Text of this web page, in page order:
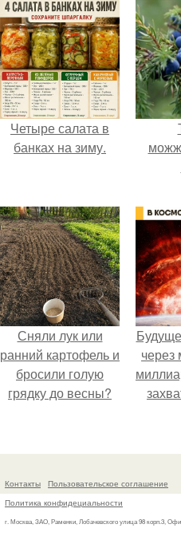
Четыре салата в
банках на зиму.
Сняли лук или
ранний картофель и
бросили голую
грядку до весны?
Контакты
Пользовательское соглашение
Политика конфидециальности
г. Москва, ЗАО, Раменки, Лобачевского улица 98 корп.3,